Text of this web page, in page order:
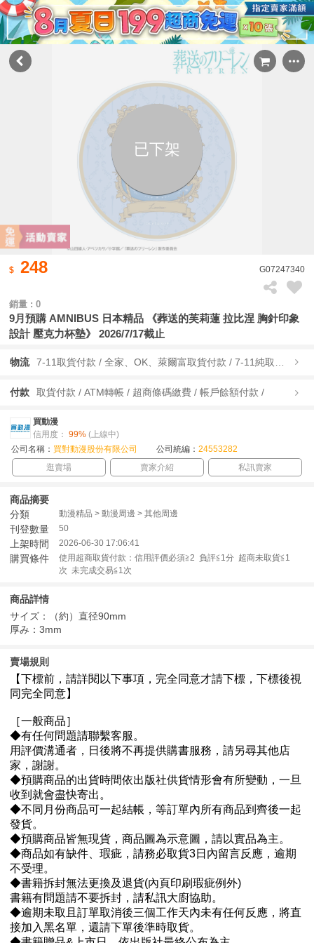
已下架
248 G07247340
銷量 : 0
9月預購 AMNIBUS 日本精品 《葬送的芙莉蓮 拉比涅 胸針印象
設計 壓克力杯墊》 2026/7/17截止
物流
付款 取貨付款 / ATM轉帳 / 超商條碼繳費 / 帳戶餘額付款 /
買動漫
信用度： 99% (上線中)
公司名稱： 買對動漫股份有限公司 公司統編： 24553282
逛賣場
賣家介紹 私訊賣家
商品摘要
分類
動漫精品 > 動漫周邊 > 其他周邊
刊登數量 50
上架時間 2026-06-30 17:06:41
購買條件
使用超商取貨付款：信用評價必須≧2 負評≦1分 超商未取貨≦1
次 未完成交易≦1次
商品詳情
サイズ：（約）直径90mm
厚み：3mm
賣場規則